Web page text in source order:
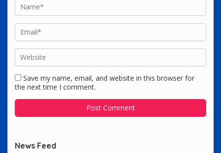
Save my name, email, and website in this browser for
the next time I comment.
News Feed